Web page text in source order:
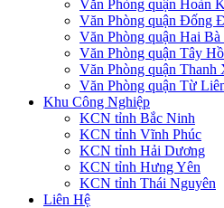
Văn Phòng quận Hoàn
Văn Phòng quận Đống
Văn Phòng quận Hai
Văn Phòng quận Tây
Văn Phòng quận Thanh
Văn Phòng quận Từ
Khu Công Nghiệp
KCN tỉnh Bắc Ninh
KCN tỉnh Vĩnh Phúc
KCN tỉnh Hải Dương
KCN tỉnh Hưng Yên
KCN tỉnh Thái Nguyên
Liên Hệ